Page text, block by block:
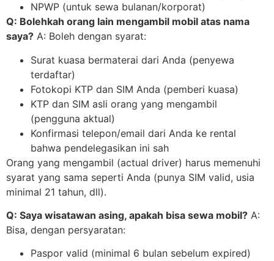
NPWP (untuk sewa bulanan/korporat)
Q: Bolehkah orang lain mengambil mobil atas nama
saya? A: Boleh dengan syarat:
Surat kuasa bermaterai dari Anda (penyewa
terdaftar)
Fotokopi KTP dan SIM Anda (pemberi kuasa)
KTP dan SIM asli orang yang mengambil
(pengguna aktual)
Konfirmasi telepon/email dari Anda ke rental
bahwa pendelegasikan ini sah
Orang yang mengambil (actual driver) harus memenuhi
syarat yang sama seperti Anda (punya SIM valid, usia
minimal 21 tahun, dll).
Q: Saya wisatawan asing, apakah bisa sewa mobil? A:
Bisa, dengan persyaratan:
Paspor valid (minimal 6 bulan sebelum expired)